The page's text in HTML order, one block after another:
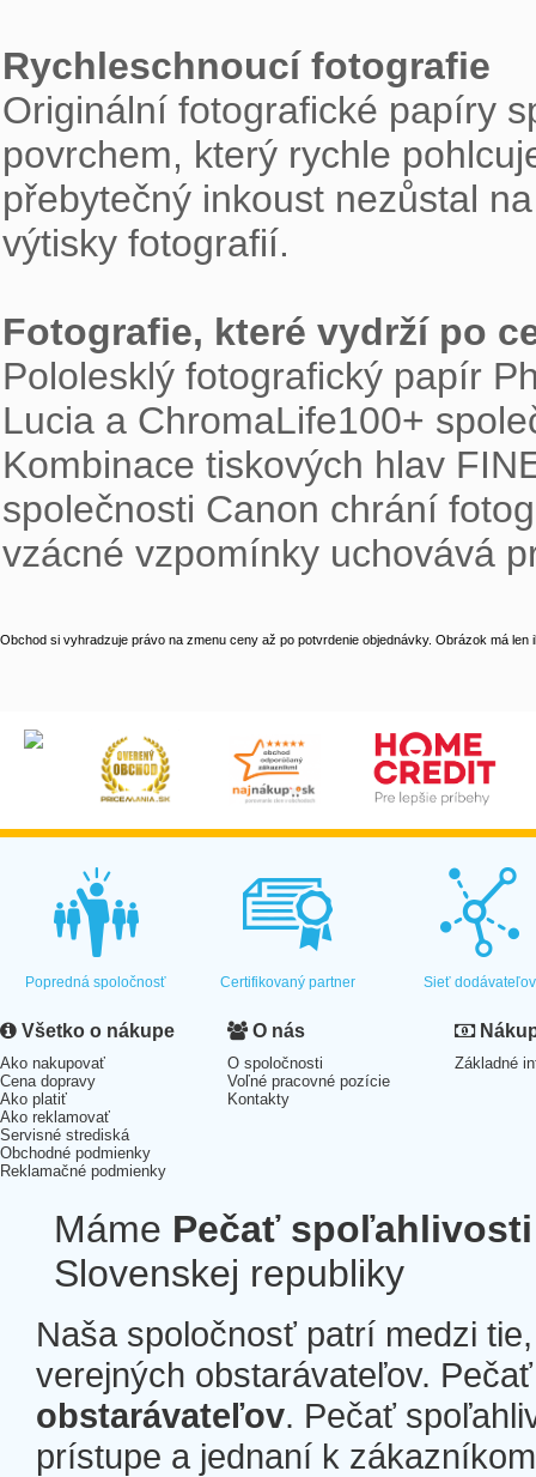
Rychleschnoucí fotografie
Originální fotografické papíry
povrchem, který rychle
přebytečný inkoust nezůstal
výtisky fotografií.
Fotografie, které vydrží po
Pololesklý fotografický papír
Lucia a ChromaLife100+
Kombinace tiskových hlav
společnosti Canon chrání
vzácné vzpomínky uchovává
Obchod si vyhradzuje právo na zmenu ceny až po potvrdenie objednávky. Obrázok má len
Popredná spoločnosť Certifikovaný partner Sieť dodávateľov
Všetko o nákupe
Ako nakupovať
Cena dopravy
Ako platiť
Ako reklamovať
Servisné strediská
Obchodné podmienky
Reklamačné podmienky
O nás
O spoločnosti
Voľné pracovné pozície
Kontakty
Základné
Máme Pečať spoľahlivosti
Slovenskej republiky
Naša spoločnosť patrí medzi
verejných obstarávateľov.
obstarávateľov. Pečať
prístupe a jednaní k